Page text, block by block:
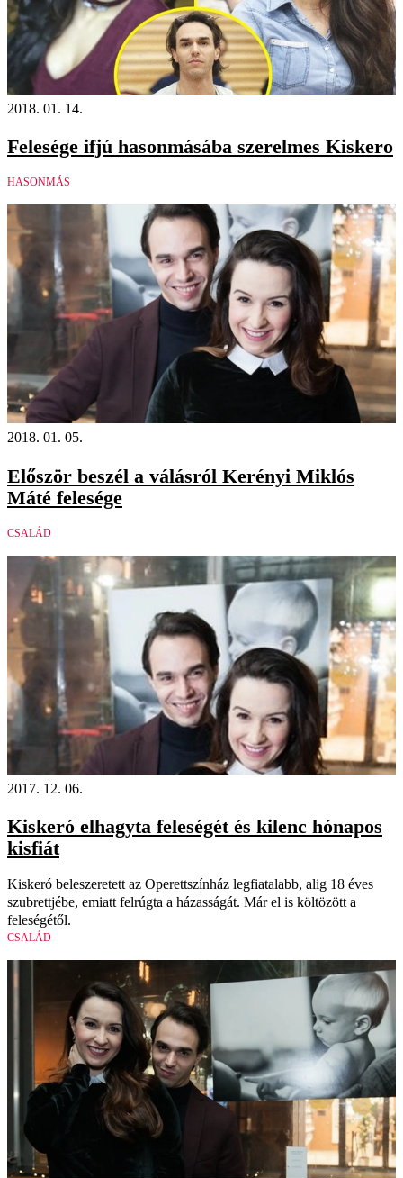
2018. 01. 14.
Felesége ifjú hasonmásába szerelmes Kiskero
HASONMÁS
2018. 01. 05.
Először beszél a válásról Kerényi Miklós
Máté felesége
CSALÁD
2017. 12. 06.
Kiskeró elhagyta feleségét és kilenc hónapos
kisfiát
Kiskeró beleszeretett az Operettszínház legfiatalabb, alig 18 éves
szubrettjébe, emiatt felrúgta a házasságát. Már el is költözött a
feleségétől.
CSALÁD